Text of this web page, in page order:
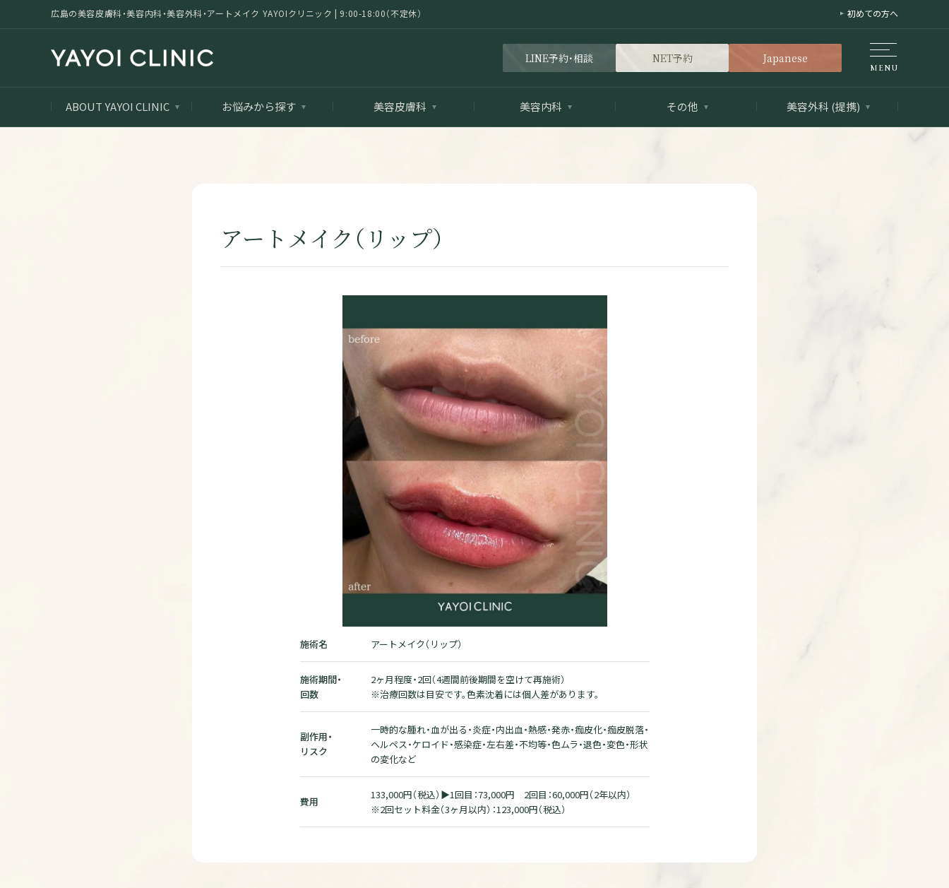
広島の美容皮膚科・美容内科・美容外科・アートメイク YAYOIクリニック | 9:00-18:00（不定休） 初めての方へ
LINE予約・相談 NET予約 Japanese
ABOUT YAYOI CLINIC お悩みから探す 美容皮膚科 美容内科 その他 美容外科 (提携)
アートメイク（リップ）
施術名 アートメイク（リップ）
施術期間・
回数
2ヶ月程度・2回（4週間前後期間を空けて再施術）
※治療回数は目安です。色素沈着には個人差があります。
副作用・
リスク
一時的な腫れ・血が出る・炎症・内出血・熱感・発赤・痂皮化・痂皮脱落・
ヘルペス・ケロイド・感染症・左右差・不均等・色ムラ・退色・変色・形状
の変化など
費用
133,000円（税込）▶1回目：73,000円 2回目：60,000円（2年以内）
※2回セット料金（3ヶ月以内）：123,000円（税込）